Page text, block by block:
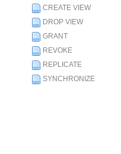
CREATE VIEW
DROP VIEW
GRANT
REVOKE
REPLICATE
SYNCHRONIZE